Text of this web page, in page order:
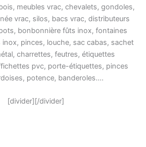
meubles vrac, chevalets, gondoles,
vrac, silos, bacs vrac, distributeurs
bonbonnière fûts inox, fontaines
pinces, louche, sac cabas, sachet
charrettes, feutres, étiquettes
pvc, porte-étiquettes, pinces
potence, banderoles….
[divider][/divider]